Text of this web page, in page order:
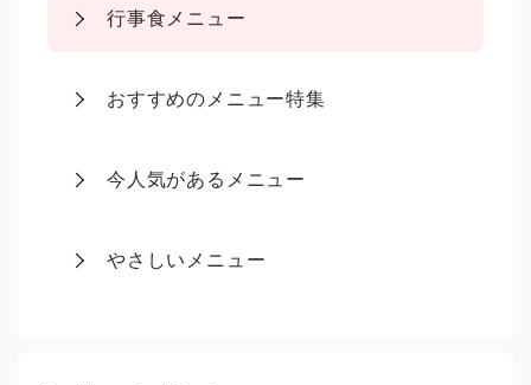
行事食メニュー
おすすめのメニュー特集
今人気があるメニュー
やさしいメニュー